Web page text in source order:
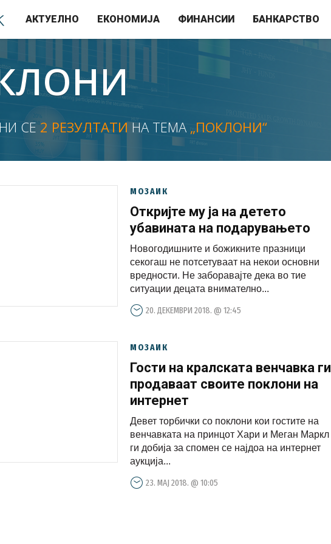
АКТУЕЛНО ЕКОНОМИЈА ФИНАНСИИ БАНКАРСТВО
СЕ2 РЕЗУЛТАТИНА ТЕМА „ПОКЛОНИ“
МОЗАИК
Откријте му ја на детето
убавината на подарувањето
Новогодишните и божикните празници
секогаш не потсетуваат на некои основни
вредности. Не заборавајте дека во тие
ситуации децата внимателно...
20. ДЕКЕМВРИ 2018. @ 12:45
МОЗАИК
Гости на кралската венчавка ги
продаваат своите поклони на
интернет
Девет торбички со поклони кои гостите на
венчавката на принцот Хари и Меган Маркл
ги добија за спомен се најдоа на интернет
аукција...
23. МАЈ 2018. @ 10:05